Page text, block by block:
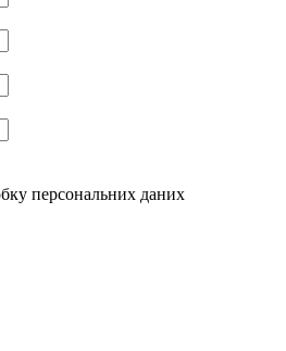
персональних даних